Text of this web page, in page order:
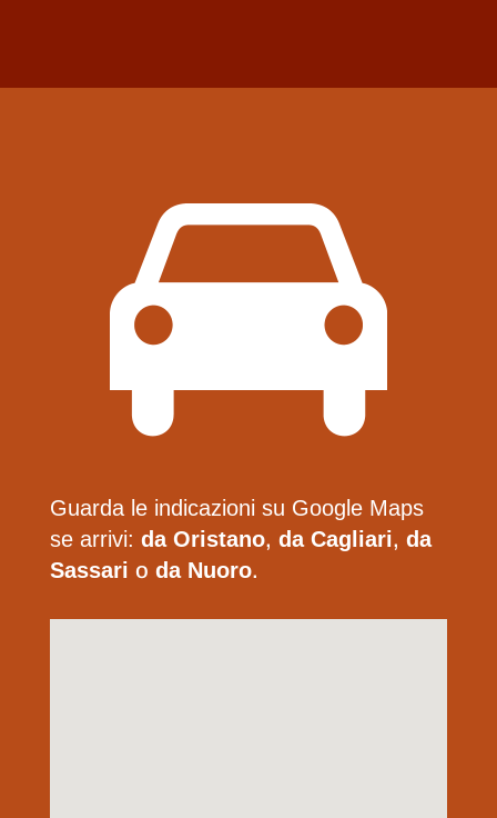
Guarda le indicazioni su Google Maps
se arrivi: da Oristano, da Cagliari, da
Sassari o da Nuoro.